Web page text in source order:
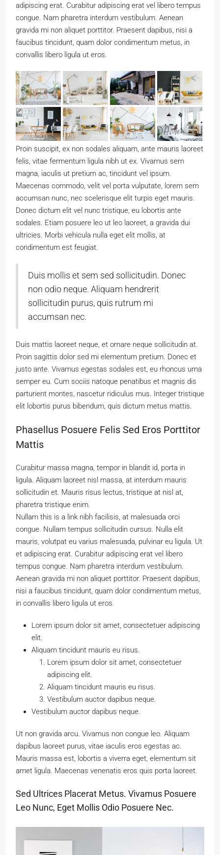
adipiscing erat. Curabitur adipiscing erat vel libero tempus
congue. Nam pharetra interdum vestibulum. Aenean
gravida mi non aliquet porttitor. Praesent dapibus, nisi a
faucibus tincidunt, quam dolor condimentum metus, in
convallis libero ligula ut eros.
Proin suscipit, ex non sodales aliquam, ante mauris laoreet
felis, vitae fermentum ligula nibh ut ex. Vivamus sem
magna, iaculis ut pretium ac, tincidunt vel ipsum.
Maecenas commodo, velit vel porta vulputate, lorem sem
accumsan nunc, nec scelerisque elit turpis eget mauris.
Donec dictum elit vel nunc tristique, eu lobortis ante
sodales. Etiam posuere leo ut leo laoreet, a gravida dui
ultricies. Morbi vehicula nulla eget elit mollis, at
condimentum est feugiat.
Duis mollis et sem sed sollicitudin. Donec
non odio neque. Aliquam hendrerit
sollicitudin purus, quis rutrum mi
accumsan nec.
Duis mattis laoreet neque, et ornare neque sollicitudin at.
Proin sagittis dolor sed mi elementum pretium. Donec et
justo ante. Vivamus egestas sodales est, eu rhoncus urna
semper eu. Cum sociis natoque penatibus et magnis dis
parturient montes, nascetur ridiculus mus. Integer tristique
elit lobortis purus bibendum, quis dictum metus mattis.
Phasellus Posuere Felis Sed Eros Porttitor
Mattis
Curabitur massa magna, tempor in blandit id, porta in
ligula. Aliquam laoreet nisl massa, at interdum mauris
sollicitudin et. Mauris risus lectus, tristique at nisl at,
pharetra tristique enim.
Nullam this is a link nibh facilisis, at malesuada orci
congue. Nullam tempus sollicitudin cursus. Nulla elit
mauris, volutpat eu varius malesuada, pulvinar eu ligula. Ut
et adipiscing erat. Curabitur adipiscing erat vel libero
tempus congue. Nam pharetra interdum vestibulum.
Aenean gravida mi non aliquet porttitor. Praesent dapibus,
nisi a faucibus tincidunt, quam dolor condimentum metus,
in convallis libero ligula ut eros.
Lorem ipsum dolor sit amet, consectetuer adipiscing
elit.
Aliquam tincidunt mauris eu risus.
Lorem ipsum dolor sit amet, consectetuer
adipiscing elit.
Aliquam tincidunt mauris eu risus.
Vestibulum auctor dapibus neque.
Vestibulum auctor dapibus neque.
Ut non gravida arcu. Vivamus non congue leo. Aliquam
dapibus laoreet purus, vitae iaculis eros egestas ac.
Mauris massa est, lobortis a viverra eget, elementum sit
amet ligula. Maecenas venenatis eros quis porta laoreet.
Sed Ultrices Placerat Metus. Vivamus Posuere
Leo Nunc, Eget Mollis Odio Posuere Nec.